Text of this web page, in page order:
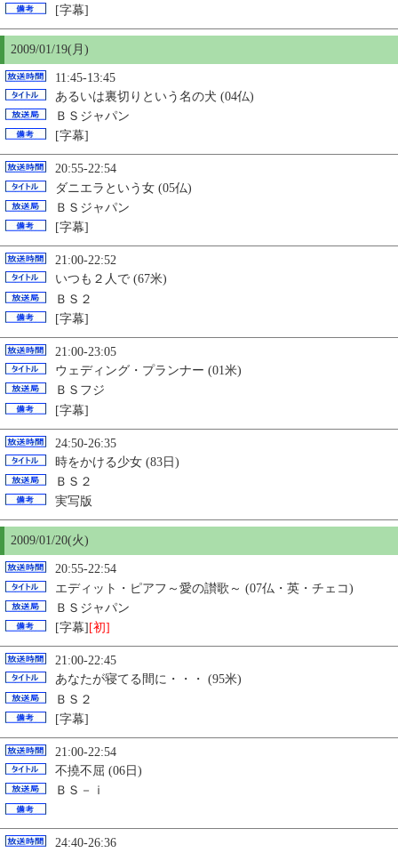
[字幕]
2009/01/19(月)
11:45-13:45
あるいは裏切りという名の犬 (04仏)
ＢＳジャパン
[字幕]
20:55-22:54
ダニエラという女 (05仏)
ＢＳジャパン
[字幕]
21:00-22:52
いつも２人で (67米)
ＢＳ２
[字幕]
21:00-23:05
ウェディング・プランナー (01米)
ＢＳフジ
[字幕]
24:50-26:35
時をかける少女 (83日)
ＢＳ２
実写版
2009/01/20(火)
20:55-22:54
エディット・ピアフ～愛の讃歌～ (07仏・英・チェコ)
ＢＳジャパン
[字幕] [初]
21:00-22:45
あなたが寝てる間に・・・ (95米)
ＢＳ２
[字幕]
21:00-22:54
不撓不屈 (06日)
ＢＳ－ｉ
24:40-26:36